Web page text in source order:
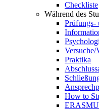
Checkliste
Während des
Prüfungs-
Versuche/
Praktika
How to